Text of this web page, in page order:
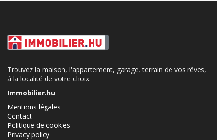
Trouvez la maison, l'appartement, garage, terrain de vos rêves,
á la localité de votre choix.
Immobilier.hu
Mentions légales
Contact
Politique de cookies
Privacy policy